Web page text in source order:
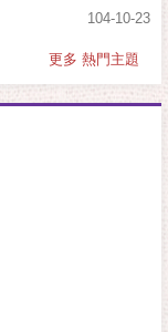
104-10-23
更多 熱門主題